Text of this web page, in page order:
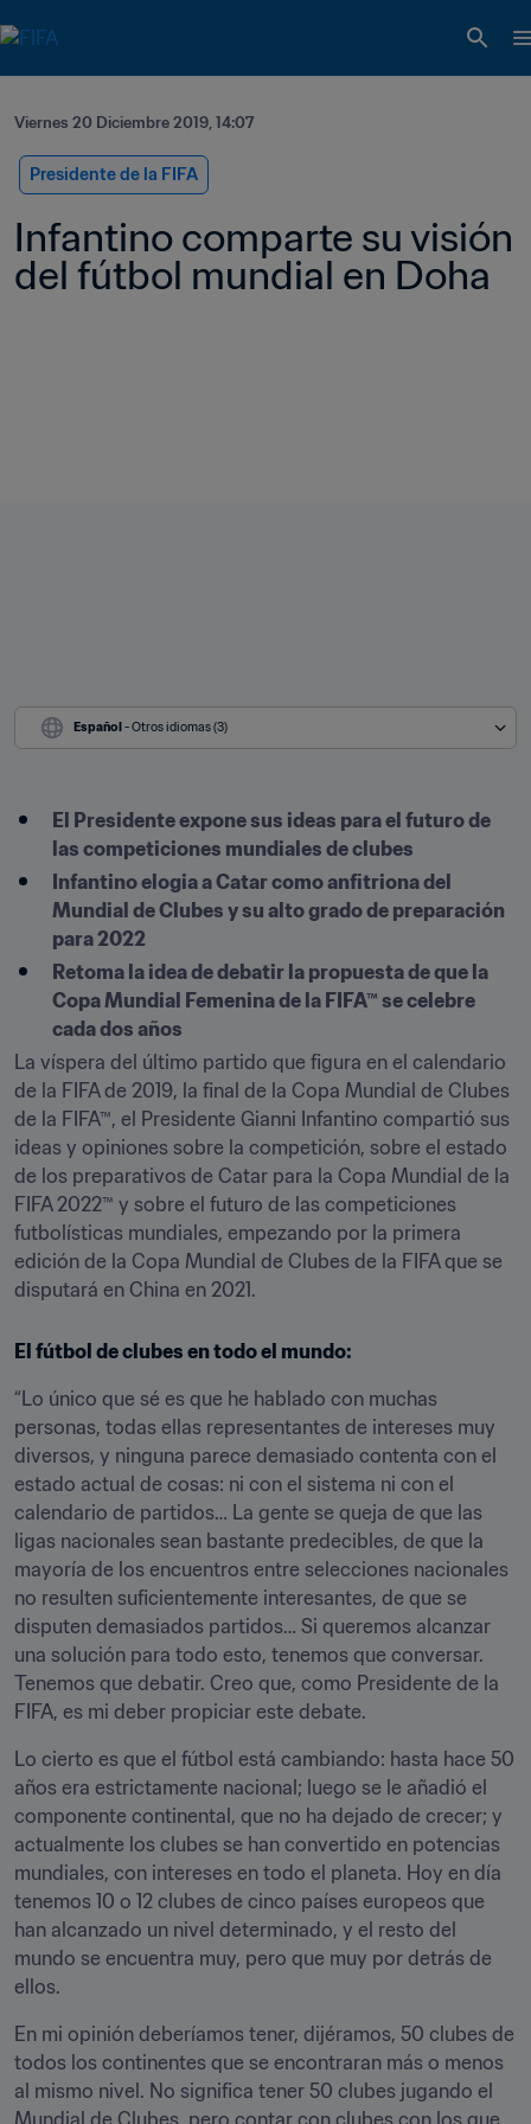
Viernes 20 Diciembre 2019, 14:07
Presidente de la FIFA
Infantino comparte su visión
del fútbol mundial en Doha
Español - Otros idiomas (3)
El Presidente expone sus ideas para el futuro de
las competiciones mundiales de clubes
Infantino elogia a Catar como anfitriona del
Mundial de Clubes y su alto grado de preparación
para 2022
Retoma la idea de debatir la propuesta de que la
Copa Mundial Femenina de la FIFA™ se celebre
cada dos años
La víspera del último partido que figura en el calendario
de la FIFA de 2019, la final de la Copa Mundial de Clubes
de la FIFA™, el Presidente Gianni Infantino compartió sus
ideas y opiniones sobre la competición, sobre el estado
de los preparativos de Catar para la Copa Mundial de la
FIFA 2022™ y sobre el futuro de las competiciones
futbolísticas mundiales, empezando por la primera
edición de la Copa Mundial de Clubes de la FIFA que se
disputará en China en 2021.
El fútbol de clubes en todo el mundo:
“Lo único que sé es que he hablado con muchas
personas, todas ellas representantes de intereses muy
diversos, y ninguna parece demasiado contenta con el
estado actual de cosas: ni con el sistema ni con el
calendario de partidos… La gente se queja de que las
ligas nacionales sean bastante predecibles, de que la
mayoría de los encuentros entre selecciones nacionales
no resulten suficientemente interesantes, de que se
disputen demasiados partidos… Si queremos alcanzar
una solución para todo esto, tenemos que conversar.
Tenemos que debatir. Creo que, como Presidente de la
FIFA, es mi deber propiciar este debate.
Lo cierto es que el fútbol está cambiando: hasta hace 50
años era estrictamente nacional; luego se le añadió el
componente continental, que no ha dejado de crecer; y
actualmente los clubes se han convertido en potencias
mundiales, con intereses en todo el planeta. Hoy en día
tenemos 10 o 12 clubes de cinco países europeos que
han alcanzado un nivel determinado, y el resto del
mundo se encuentra muy, pero que muy por detrás de
ellos.
En mi opinión deberíamos tener, dijéramos, 50 clubes de
todos los continentes que se encontraran más o menos
al mismo nivel. No significa tener 50 clubes jugando el
Mundial de Clubes, pero contar con clubes con los que